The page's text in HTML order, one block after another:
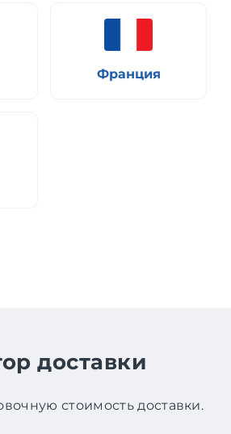
Франция
доставки
стоимость доставки.